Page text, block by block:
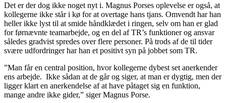
Det er der dog ikke noget nyt i. Magnus Porses oplevelse er også, at
kollegerne ikke står i kø for at overtage hans tjans. Omvendt har han
heller ikke lyst til at smide håndklædet i ringen, selv om han er glad
for førnævnte teamarbejde, og en del af TR’s funktioner og ansvar
således gradvist spredes over flere personer. På trods af de til tider
svære udfordringer har han et positivt syn på jobbet som TR.
”Man får en central position, hvor kollegerne dybest set anerkender
ens arbejde. Ikke sådan at de går og siger, at man er dygtig, men der
ligger klart en anerkendelse af at have påtaget sig en funktion,
mange andre ikke gider,” siger Magnus Porse.